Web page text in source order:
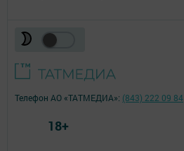
Телефон АО «ТАТМЕДИА»: (843) 222 09 84
18+